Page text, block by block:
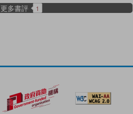
更多書評 1